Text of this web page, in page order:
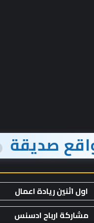
صديقة
اول اثنين ريادة اعمال
مشاركة ارباح ادسنس